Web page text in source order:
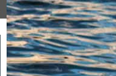
<پھیلاؤ
bbox_x
=
"0"
bbox_y
=
"0"